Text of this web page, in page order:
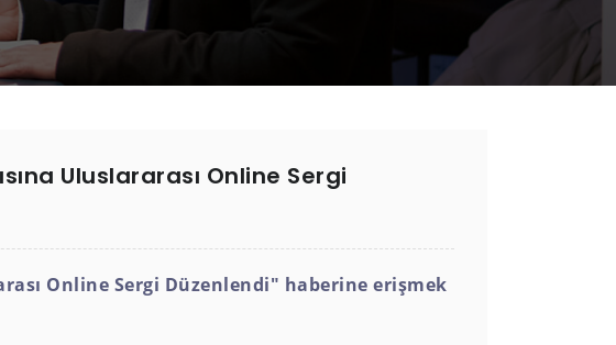
Uluslararası Online Sergi
Online Sergi Düzenlendi" haberine erişmek